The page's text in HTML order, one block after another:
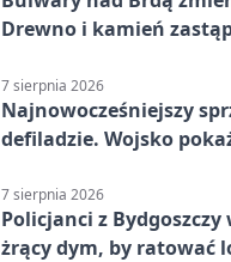
Drewno i kamień
7 sierpnia 2026
Najnowocześniejszy
defiladzie. Wojsko
7 sierpnia 2026
Policjanci z Bydgoszczy
żrący dym, by ratować